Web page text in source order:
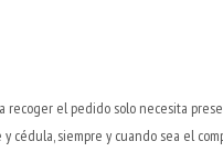
el pedido solo necesita
siempre y cuando sea el